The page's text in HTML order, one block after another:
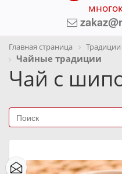
Главная страница
Чайные традиции
Чай с